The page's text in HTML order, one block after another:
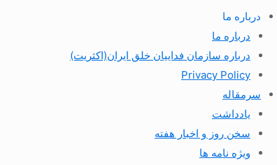
درباره ما
درباره ما
درباره سازمان فداییان خلق ایران(اکثریت)
Privacy Policy
سرمقاله
یادداشت
سخن روز و اخبار هفته
ویژه نامه ها